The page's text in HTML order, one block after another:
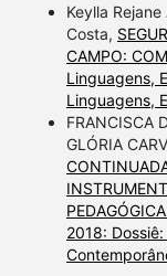
Keylla
Costa,
CAMPO:
Linguagens,
Linguagens,
FRANCISCA
GLÓRIA
PEDAGÓGICA
2018: